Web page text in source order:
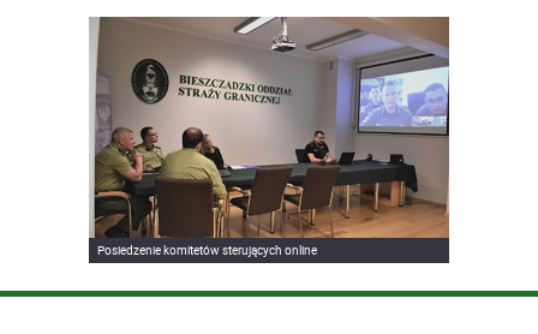
Posiedzenie komitetów sterujących online